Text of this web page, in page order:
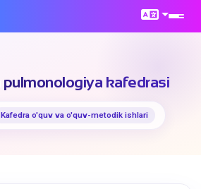
pulmonologiya kafedrasi
Kafedra o'quv va o'quv-metodik ishlari